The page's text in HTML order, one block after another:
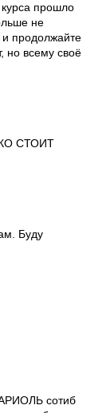
прошло
не
и продолжайте
но всему своё
СТОИТ
Буду
сотиб